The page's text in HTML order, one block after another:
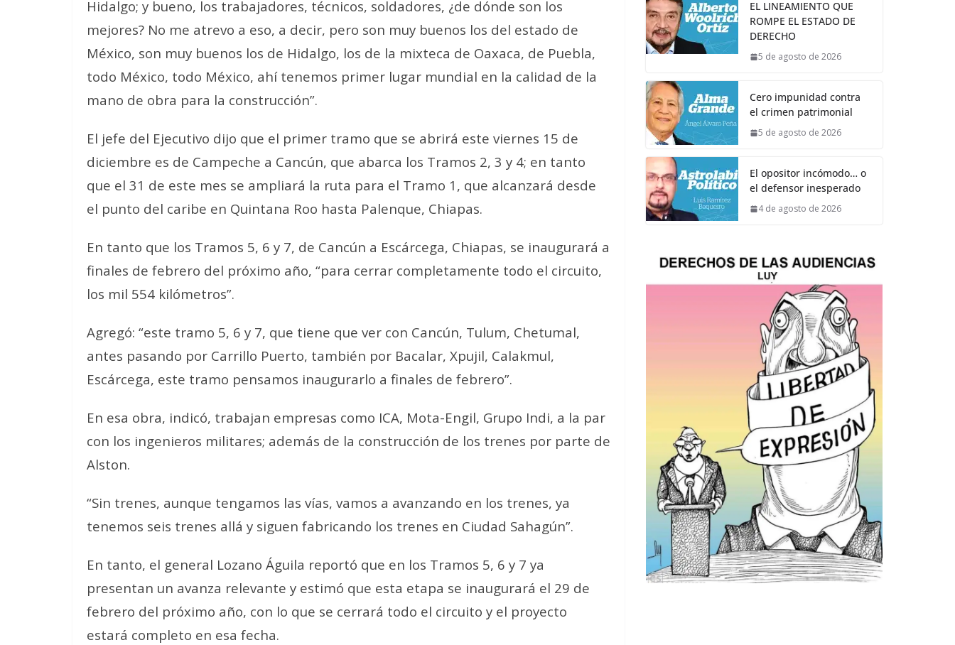
Hidalgo; y bueno, los trabajadores, técnicos, soldadores, ¿de dónde son los
mejores? No me atrevo a eso, a decir, pero son muy buenos los del estado de
México, son muy buenos los de Hidalgo, los de la mixteca de Oaxaca, de Puebla,
todo México, todo México, ahí tenemos primer lugar mundial en la calidad de la
mano de obra para la construcción”.
El jefe del Ejecutivo dijo que el primer tramo que se abrirá este viernes 15 de
diciembre es de Campeche a Cancún, que abarca los Tramos 2, 3 y 4; en tanto
que el 31 de este mes se ampliará la ruta para el Tramo 1, que alcanzará desde
el punto del caribe en Quintana Roo hasta Palenque, Chiapas.
En tanto que los Tramos 5, 6 y 7, de Cancún a Escárcega, Chiapas, se inaugurará a
finales de febrero del próximo año, “para cerrar completamente todo el circuito,
los mil 554 kilómetros”.
Agregó: “este tramo 5, 6 y 7, que tiene que ver con Cancún, Tulum, Chetumal,
antes pasando por Carrillo Puerto, también por Bacalar, Xpujil, Calakmul,
Escárcega, este tramo pensamos inaugurarlo a finales de febrero”.
En esa obra, indicó, trabajan empresas como ICA, Mota-Engil, Grupo Indi, a la par
con los ingenieros militares; además de la construcción de los trenes por parte de
Alston.
“Sin trenes, aunque tengamos las vías, vamos a avanzando en los trenes, ya
tenemos seis trenes allá y siguen fabricando los trenes en Ciudad Sahagún”.
En tanto, el general Lozano Águila reportó que en los Tramos 5, 6 y 7 ya
presentan un avanza relevante y estimó que esta etapa se inaugurará el 29 de
febrero del próximo año, con lo que se cerrará todo el circuito y el proyecto
estará completo en esa fecha.
EL LINEAMIENTO QUE
ROMPE EL ESTADO DE
DERECHO
5 de agosto de 2026
Cero impunidad contra
el crimen patrimonial
5 de agosto de 2026
El opositor incómodo… o
el defensor inesperado
4 de agosto de 2026